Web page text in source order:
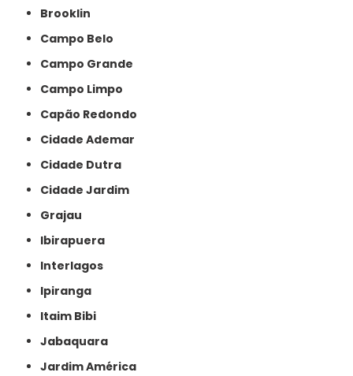
Brooklin
Campo Belo
Campo Grande
Campo Limpo
Capão Redondo
Cidade Ademar
Cidade Dutra
Cidade Jardim
Grajau
Ibirapuera
Interlagos
Ipiranga
Itaim Bibi
Jabaquara
Jardim América